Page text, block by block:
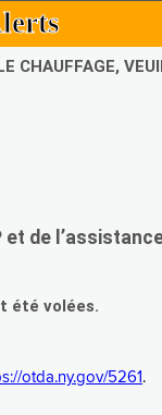
CHAUFFAGE,
de
été volées.
otda.ny.gov/5261.